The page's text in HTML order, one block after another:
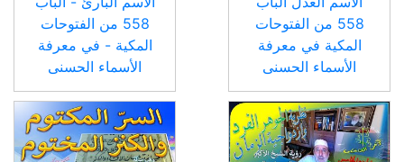
558 من الفتوحات
المكية في معرفة
الأسماء الحسنى
558 من الفتوحات
المكية - في معرفة
الأسماء الحسنى